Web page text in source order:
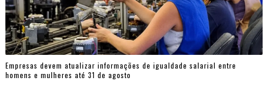
Empresas devem atualizar informações de igualdade salarial entre
homens e mulheres até 31 de agosto